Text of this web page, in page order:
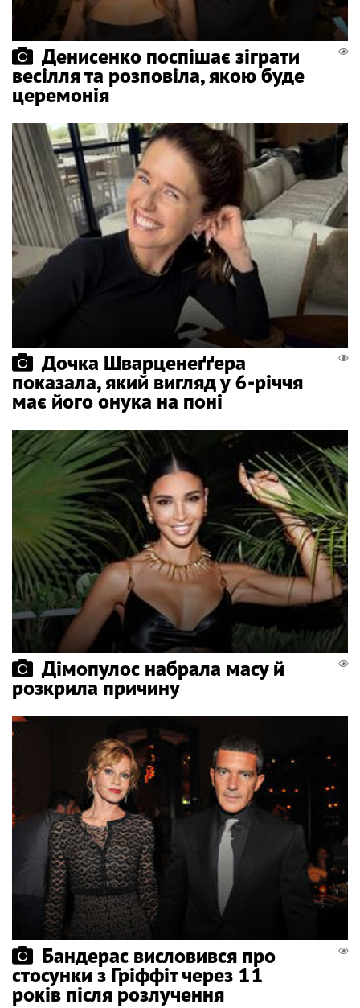
Денисенко поспішає зіграти
весілля та розповіла, якою буде
церемонія
Дочка Шварценеґґера
показала, який вигляд у 6-річчя
має його онука на поні
Дімопулос набрала масу й
розкрила причину
Бандерас висловився про
стосунки з Гріффіт через 11
років після розлучення